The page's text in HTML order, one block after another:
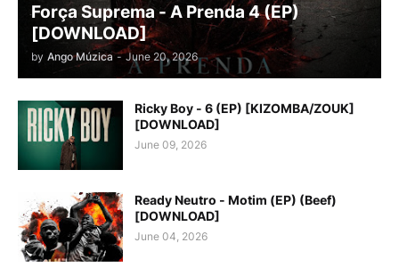
Força Suprema - A Prenda 4 (EP)
[DOWNLOAD]
by Ango Múzica - June 20, 2026
Ricky Boy - 6 (EP) [KIZOMBA/ZOUK]
[DOWNLOAD]
June 09, 2026
Ready Neutro - Motim (EP) (Beef)
[DOWNLOAD]
June 04, 2026